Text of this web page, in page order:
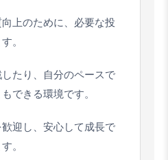
上のために、必要な投
。
たり、自分のペースで
できる環境です。
歓迎し、安心して成長で
。